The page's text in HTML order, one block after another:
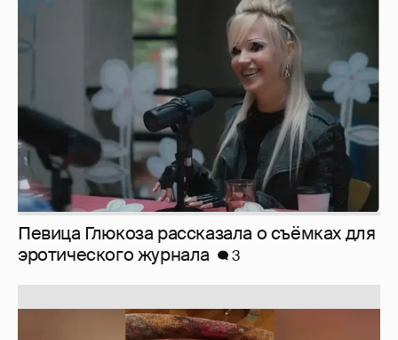
Певица Глюкоза рассказала о съёмках для
эротического журнала
3